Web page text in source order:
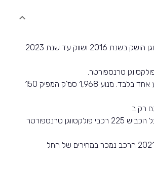
דגם זה של פולקסווגן הושק בשנת 2016 ושווק עד שנת 2023
הדגם שווק עם מנוע אחד בלבד. מנוע 1,968 סמ'ק המפיק 150
רק ב.
נכון להיום נוסעים על הכביש 225 רכבי פולקסווגן טרנספורטר
כרכב חדש בשנת 2021 הרכב נמכר במחירים של החל